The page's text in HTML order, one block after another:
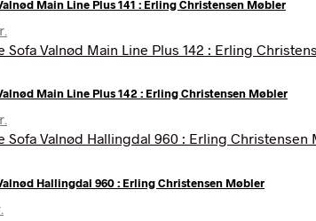
36.273,00 kr..
Main Line Plus 141 : Erling Christensen Møbler
aktuelle
36.273,00 kr..
Main Line Plus 142 : Erling Christensen Møbler
aktuelle
36.273,00 kr..
Hallingdal 960 : Erling Christensen Møbler